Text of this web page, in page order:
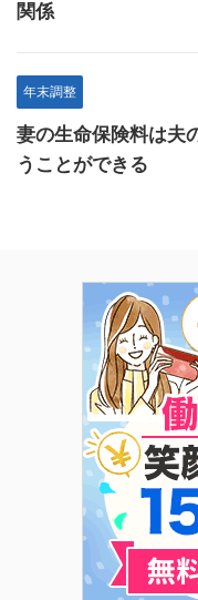
関係
年末調整
妻の生命保険料は夫
うことができる